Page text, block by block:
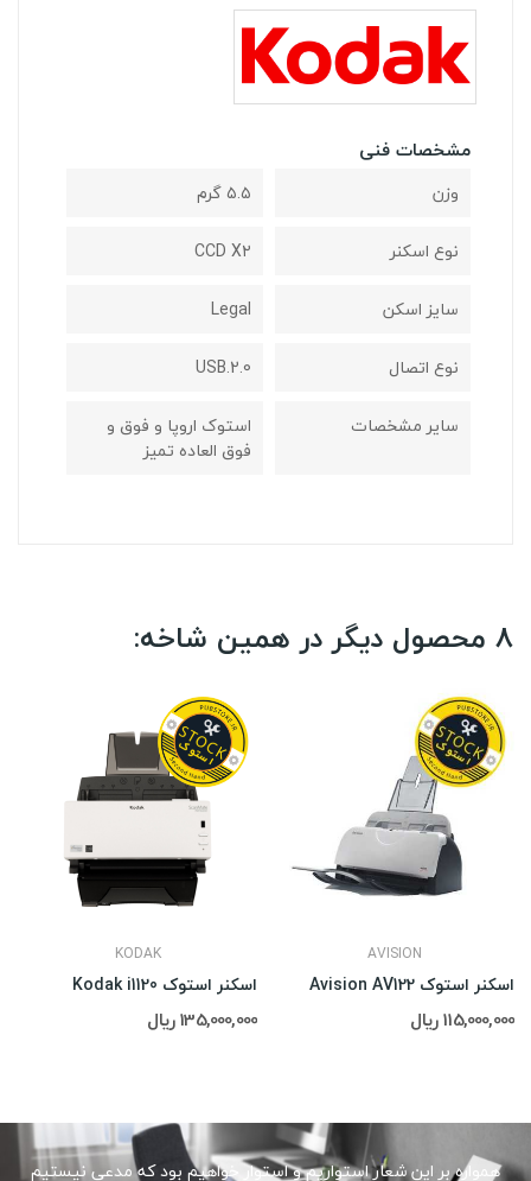
مشخصات فنی
وزن
۵.۵ گرم
نوع اسکنر
CCD X۲
سایز اسکن
Legal
نوع اتصال
USB.2.0
ساير مشخصات
استوک اروپا و فوق و
فوق العاده تمیز
8 محصول دیگر در همین شاخه:
KODAK
اسکنر استوک Kodak i1120
135,000,000 ریال
AVISION
اسکنر استوک Avision AV122
115,000,000 ریال
همواره بر این شعار استواریم و استوار خواهیم بود که مدعی نیستیم